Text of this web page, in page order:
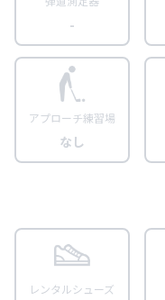
-
アプローチ練習場
なし
レンタルシューズ